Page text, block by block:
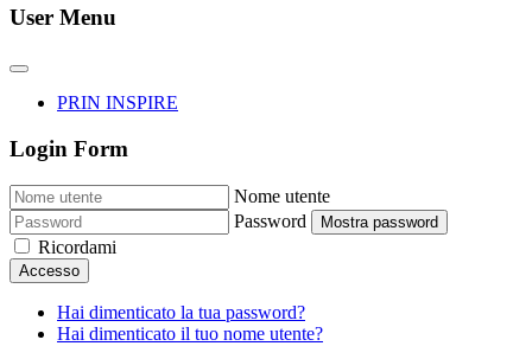
User Menu
PRIN INSPIRE
Login Form
Nome utente
Password
Mostra password
Ricordami
Accesso
Hai dimenticato la tua password?
Hai dimenticato il tuo nome utente?